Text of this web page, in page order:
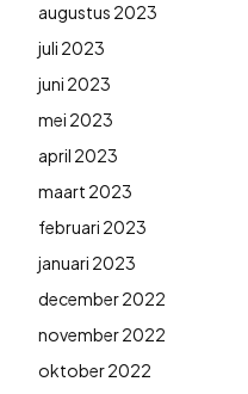
augustus 2023
juli 2023
juni 2023
mei 2023
april 2023
maart 2023
februari 2023
januari 2023
december 2022
november 2022
oktober 2022